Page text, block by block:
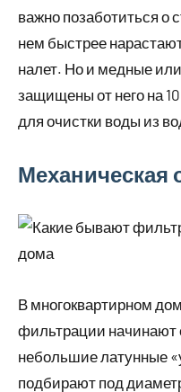
важно позаботиться о
нем быстрее
налет. Но и медные
защищены от него на
для очистки воды из
Механическая
В многоквартирном
фильтрации начинают
небольшие латунные
подбирают под